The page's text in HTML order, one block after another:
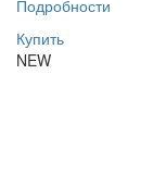
Подробности
Купить
NEW